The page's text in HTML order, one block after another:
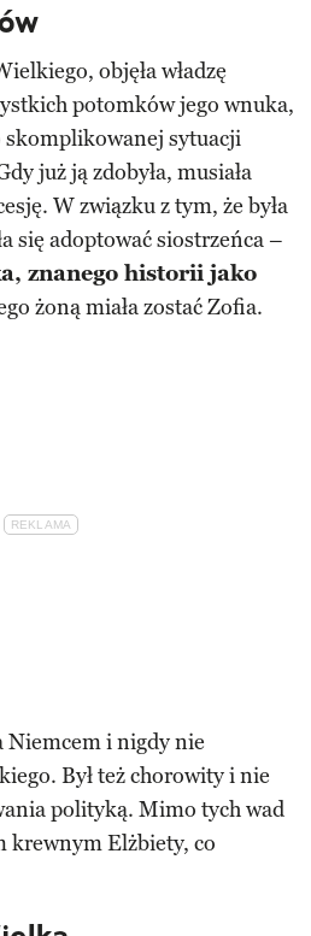
objęła władzę
potomków jego wnuka,
skomplikowanej sytuacji
już ją zdobyła, musiała
W związku z tym, że była
się adoptować siostrzeńca –
znanego historii jako
żoną miała zostać Zofia.
Niemcem i nigdy nie
Był też chorowity i nie
polityką. Mimo tych wad
krewnym Elżbiety, co